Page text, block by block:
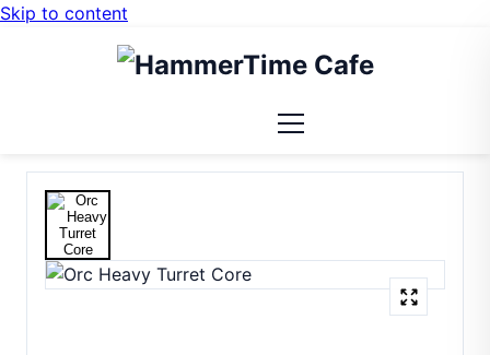
Skip to content